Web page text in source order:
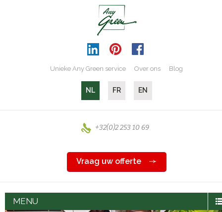
Unieke Any Green service Over ons Blog
NL FR EN
+32(0)2 253 10 69
Vraag uw offerte
MENU